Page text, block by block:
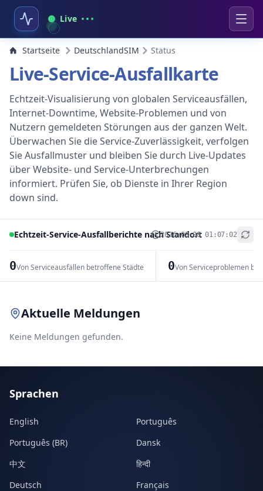
Live
Startseite DeutschlandSIM Status
Live-Service-Ausfallkarte
Echtzeit-Visualisierung von globalen Serviceausfällen,
Internet-Downtime, Website-Problemen und von
Nutzern gemeldeten Störungen aus der ganzen Welt.
Überwachen Sie die Service-Zuverlässigkeit, verfolgen
Sie Ausfallmuster und bleiben Sie durch Live-Updates
über Website- und Service-Unterbrechungen
informiert. Prüfen Sie, ob Dienste in Ihrer Region
down sind.
Echtzeit-Service-Ausfallberichte nach Standort
2026-08-08 01:07:02
0Von Serviceausfällen betroffene Städte 0Von Serviceproblemen
+
Aktuelle Meldungen
Keine Meldungen gefunden.
Sprachen
English
Português
Português (BR)
Dansk
中文
हिन्दी
Deutsch
Français